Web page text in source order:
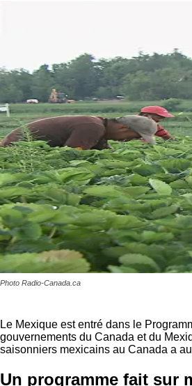
Photo Radio-Canada.ca
Le Mexique est entré dans le
gouvernements du Canada et du
saisonniers mexicains au Canada a
Un programme fait sur